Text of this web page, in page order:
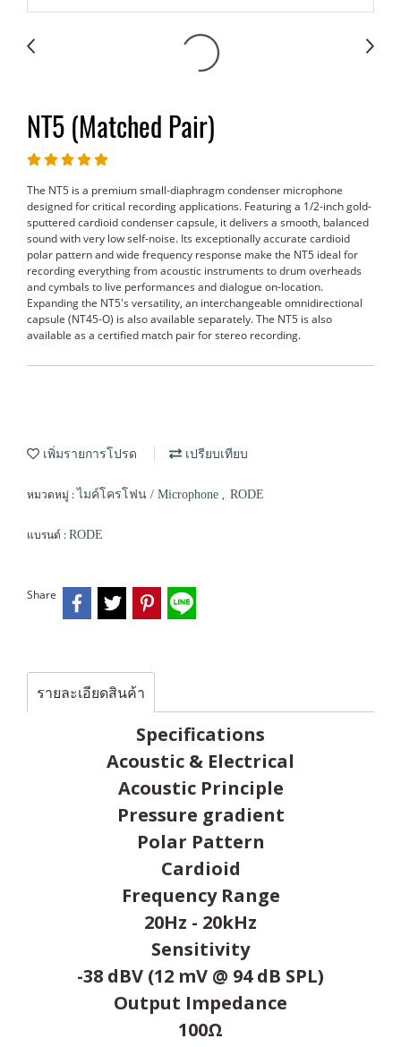
NT5 (Matched Pair)
The NT5 is a premium small-diaphragm condenser microphone
designed for critical recording applications. Featuring a 1/2-inch gold-
sputtered cardioid condenser capsule, it delivers a smooth, balanced
sound with very low self-noise. Its exceptionally accurate cardioid
polar pattern and wide frequency response make the NT5 ideal for
recording everything from acoustic instruments to drum overheads
and cymbals to live performances and dialogue on-location.
Expanding the NT5's versatility, an interchangeable omnidirectional
capsule (NT45-O) is also available separately. The NT5 is also
available as a certified match pair for stereo recording.
เพิ่มรายการโปรด เปรียบเทียบ
หมวดหมู่ :ไมค์โครโฟน / Microphone , RODE
แบรนด์ : RODE
Share
รายละเอียดสินค้า
Specifications
Acoustic & Electrical
Acoustic Principle
Pressure gradient
Polar Pattern
Cardioid
Frequency Range
20Hz - 20kHz
Sensitivity
-38 dBV (12 mV @ 94 dB SPL)
Output Impedance
100Ω